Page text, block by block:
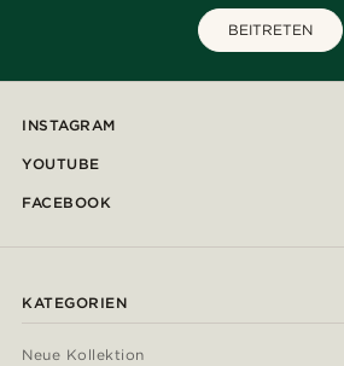
BEITRETEN
INSTAGRAM
YOUTUBE
FACEBOOK
KATEGORIEN
Neue Kollektion